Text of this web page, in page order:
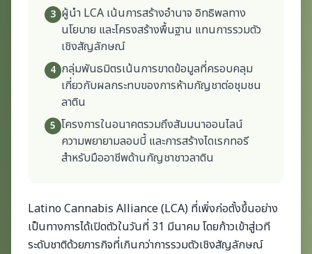
3 ผู้นำ LCA เน้นการสร้างอำนาจ อิทธิพลทาง
นโยบาย และโครงสร้างพื้นฐาน แทนการรวมตัว
เชิงสัญลักษณ์
4 กลุ่มพันธมิตรเน้นการขาดข้อมูลที่ครอบคลุม
เกี่ยวกับผลกระทบของการห้ามกัญชาต่อชุมชน
ลาติน
5 โครงการในอนาคตรวมถึงสัมมนาออนไลน์
ความพยายามลอบบี้ และการสร้างไดเรกทอรี
สำหรับมืออาชีพด้านกัญชาชาวลาติน
Latino Cannabis Alliance (LCA) ที่เพิ่งก่อตั้งขึ้นอย่าง
เป็นทางการได้เปิดตัวในวันที่ 31 มีนาคม โดยก้าวเข้าสู่เวที
ระดับชาติด้วยภารกิจที่เกินกว่าการรวมตัวเชิงสัญลักษณ์